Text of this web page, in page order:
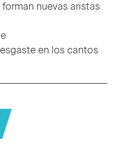
nuevas aristas
en los cantos